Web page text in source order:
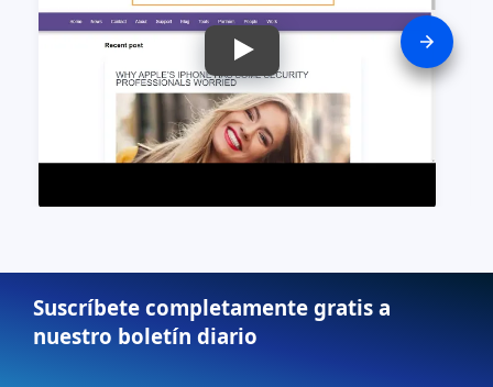
Suscríbete completamente gratis a
nuestro boletín diario